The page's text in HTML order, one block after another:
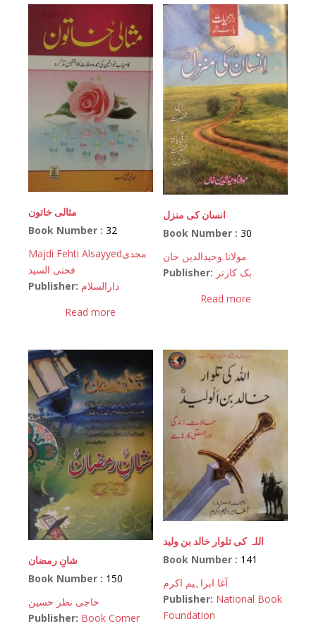
مثالی خاتون
Book Number : 32
Majdi Fehti Alsayyedمجدی
فحتی السید
Publisher: دارالسلام
Read more
انسان کی منزل
Book Number :30
مولانا وحیدالدین خان
Publisher: بک کارنر
Read more
شانِ رمضان
Book Number : 150
حاجی نظر حسین
Publisher: Book Corner
اللہ کی تلوار خالد بن ولید
Book Number : 141
آغا ابراہیم اکرم
Publisher: National Book
Foundation